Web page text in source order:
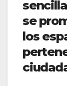
se
los